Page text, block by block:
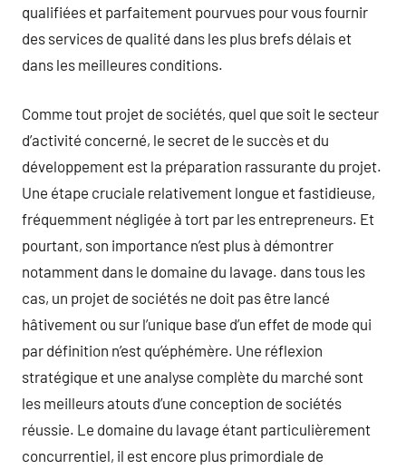
qualifiées et parfaitement pourvues pour vous fournir
des services de qualité dans les plus brefs délais et
dans les meilleures conditions.
Comme tout projet de sociétés, quel que soit le secteur
d’activité concerné, le secret de le succès et du
développement est la préparation rassurante du projet.
Une étape cruciale relativement longue et fastidieuse,
fréquemment négligée à tort par les entrepreneurs. Et
pourtant, son importance n’est plus à démontrer
notamment dans le domaine du lavage. dans tous les
cas, un projet de sociétés ne doit pas être lancé
hâtivement ou sur l’unique base d’un effet de mode qui
par définition n’est qu’éphémère. Une réflexion
stratégique et une analyse complète du marché sont
les meilleurs atouts d’une conception de sociétés
réussie. Le domaine du lavage étant particulièrement
concurrentiel, il est encore plus primordiale de